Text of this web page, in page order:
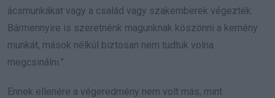
ácsmunkákat vagy a család vagy szakemberek végezték.
Bármennyire is szeretnénk magunknak köszönni a kemény
munkát, mások nélkül biztosan nem tudtuk volna
megcsinálni.”
Ennek ellenére a végeredmény nem volt más, mint